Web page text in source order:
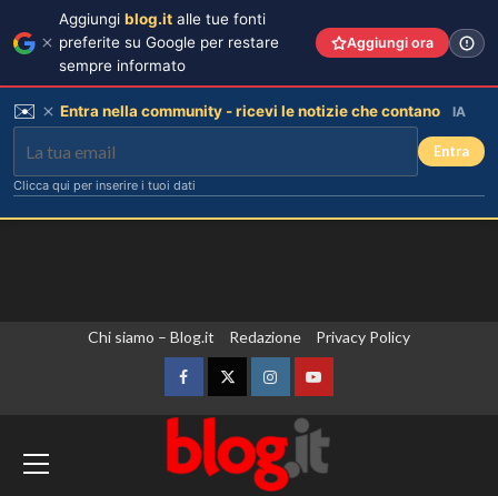
Chi siamo – Blog.it Redazione Privacy Policy
FacebookTwitterInstagramYouTube
Aggiungi blog.it alle tue fonti
preferite su Google per restare
sempre informato
Aggiungi ora
✉️ Entra nella community - ricevi le notizie che contano IA
Entra
Clicca qui per inserire i tuoi dati